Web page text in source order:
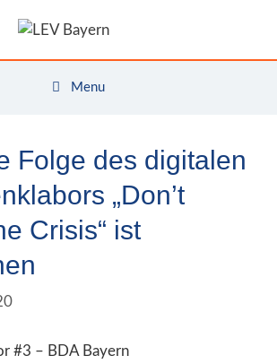
Menu
Folge des digitalen
„Don’t
Crisis“ ist
#3 – BDA Bayern